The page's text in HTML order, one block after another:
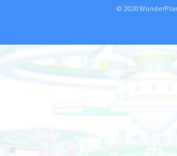
© 2020